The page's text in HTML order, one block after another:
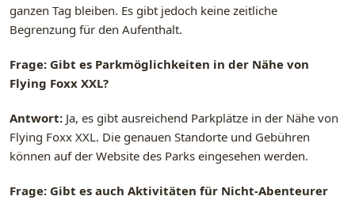
ganzen Tag bleiben. Es gibt jedoch keine zeitliche
Begrenzung für den Aufenthalt.
Frage: Gibt es Parkmöglichkeiten in der Nähe von
Flying Foxx XXL?
Antwort: Ja, es gibt ausreichend Parkplätze in der Nähe von
Flying Foxx XXL. Die genauen Standorte und Gebühren
können auf der Website des Parks eingesehen werden.
Frage: Gibt es auch Aktivitäten für Nicht-Abenteurer